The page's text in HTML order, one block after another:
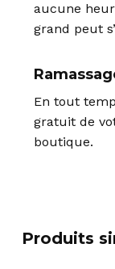
aucune
grand peut
En tout
gratuit de
boutique.
Produits